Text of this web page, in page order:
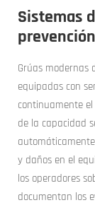
Sistemas
Grúas modernas
equipadas con
continuamente
de la capacidad
y daños en el
los operadores
documentan los